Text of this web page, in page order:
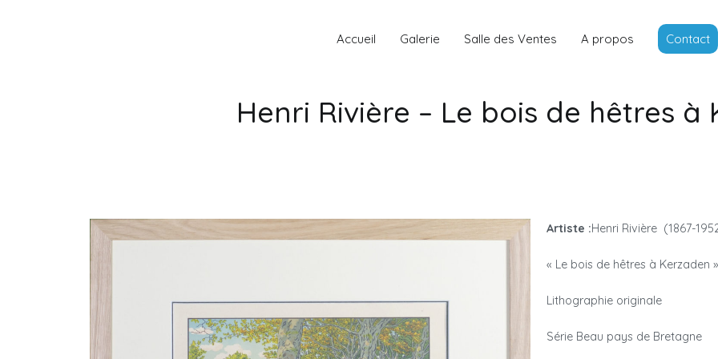
Expert en Art Moderne en
Accueil Galerie Salle des Ventes A propos Contact
Henri Rivière – Le bois de hêtres à
Artiste :Henri Rivière (1867-
« Le bois de hêtres à Kerzaden »
Lithographie originale
Série Beau pays de Bretagne